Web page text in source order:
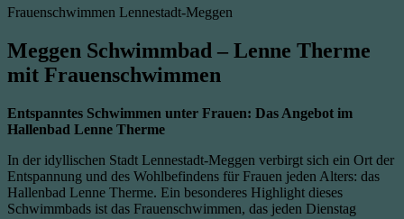
Frauenschwimmen Lennestadt-Meggen
Meggen Schwimmbad – Lenne Therme
mit Frauenschwimmen
Entspanntes Schwimmen unter Frauen: Das Angebot im
Hallenbad Lenne Therme
In der idyllischen Stadt Lennestadt-Meggen verbirgt sich ein Ort der
Entspannung und des Wohlbefindens für Frauen jeden Alters: das
Hallenbad Lenne Therme. Ein besonderes Highlight dieses
Schwimmbads ist das Frauenschwimmen, das jeden Dienstag